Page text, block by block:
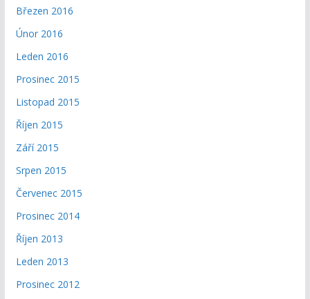
Březen 2016
Únor 2016
Leden 2016
Prosinec 2015
Listopad 2015
Říjen 2015
Září 2015
Srpen 2015
Červenec 2015
Prosinec 2014
Říjen 2013
Leden 2013
Prosinec 2012